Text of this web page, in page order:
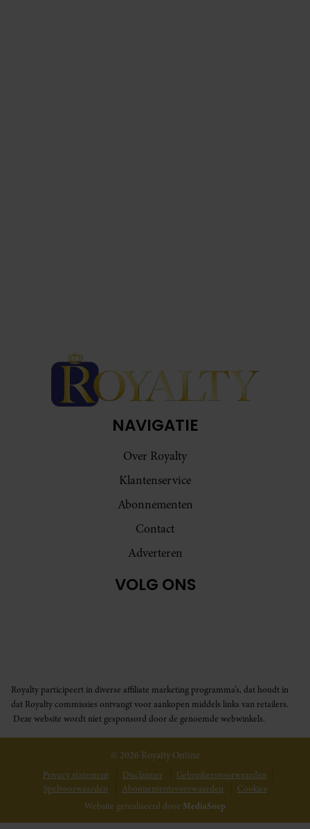
NAVIGATIE
Over Royalty
Klantenservice
Abonnementen
Contact
Adverteren
VOLG ONS
Royalty participeert in diverse affiliate marketing programma’s, dat houdt in
dat Royalty commissies ontvangt voor aankopen middels links van retailers.
Deze website wordt niet gesponsord door de genoemde webwinkels.
© 2026 Royalty Online
Privacy statement Disclaimer
Gebruikersvoorwaarden
Spelvoorwaarden
Abonnementsvoorwaarden
Cookies
Website gerealiseerd door MediaSoep